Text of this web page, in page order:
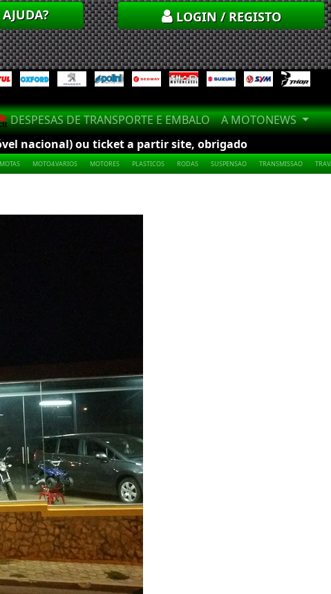
LOGIN / REGISTO
DESPESAS DE TRANSPORTE E EMBALO
A MOTONEWS
nacional) ou ticket a partir site, obrigado
MOTO4.VARIOS MOTORES PLASTICOS RODAS SUSPENSAO TRANSMISSAO